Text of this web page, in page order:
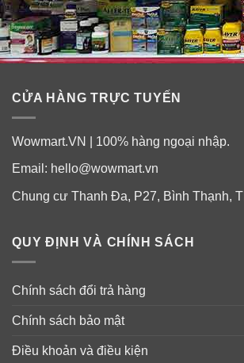
CỬA HÀNG TRỰC TUYẾN
Wowmart.VN | 100% hàng ngoại nhập.
Email: hello@wowmart.vn
Chung cư Thanh Đa, P27, Bình Thạnh,
QUY ĐỊNH VÀ CHÍNH SÁCH
Chính sách đổi trả hàng
Chính sách bảo mật
Điều khoản và điều kiện